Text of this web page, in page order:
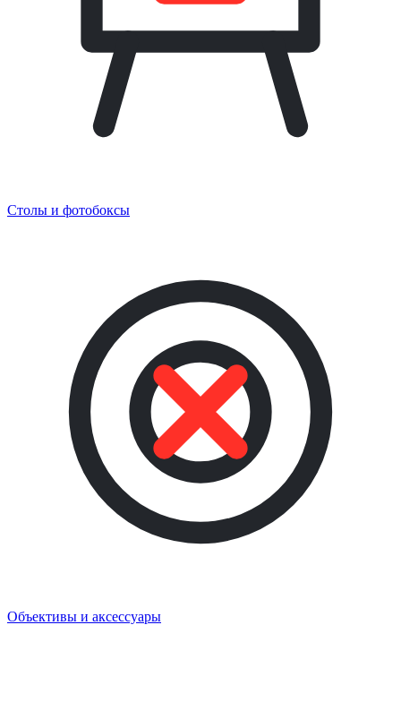
Столы и фотобоксы
Объективы и аксессуары